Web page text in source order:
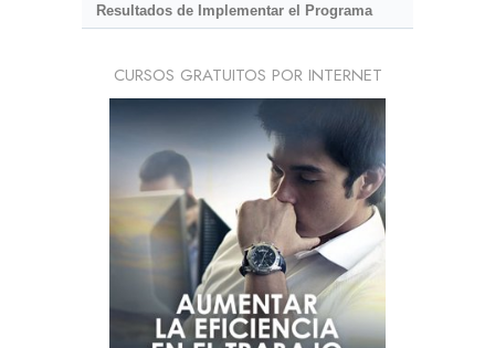
Resultados de Implementar el Programa
CURSOS GRATUITOS POR INTERNET